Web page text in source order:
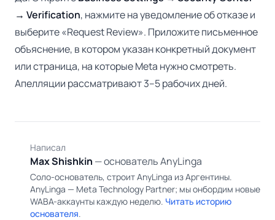
→ Verification, нажмите на уведомление об отказе и
выберите «Request Review». Приложите письменное
объяснение, в котором указан конкретный документ
или страница, на которые Meta нужно смотреть.
Апелляции рассматривают 3–5 рабочих дней.
Написал
Max Shishkin — основатель AnyLinga
Соло-основатель, строит AnyLinga из Аргентины.
AnyLinga — Meta Technology Partner; мы онбордим новые
WABA-аккаунты каждую неделю. Читать историю
основателя.